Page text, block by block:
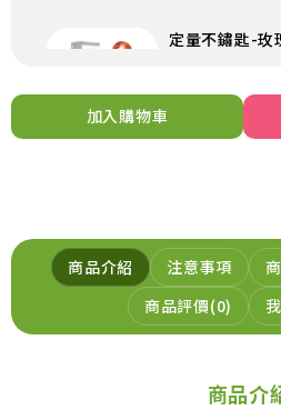
定量不鏽匙-玫
元氣穀力-五穀
NT$299
加入購物車
商品介紹 注意事項
商品評價 0
商品介